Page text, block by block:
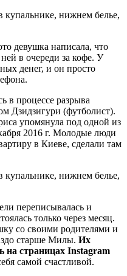
девушка написала, что
в очереди за кофе. У
денег, и он просто
в процессе разрыва
Дзидзигури (футболист).
упомянула под одной из
2016 г. Молодые люди
в Киеве, сделали там
переписывалась и
только через месяц.
со своими родителями и
старше Милы. Их
на страницах Instagram
самой счастливой.